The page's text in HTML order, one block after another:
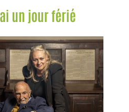
un jour férié